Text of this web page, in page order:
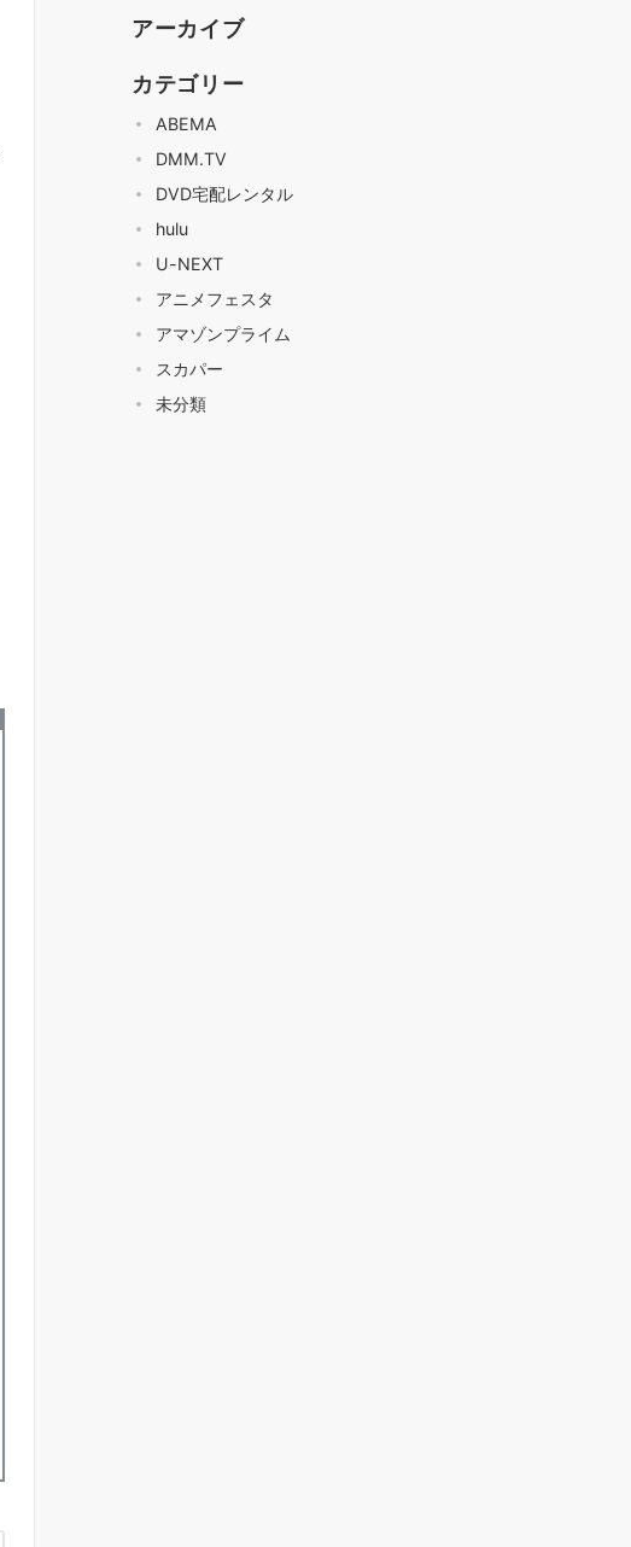
アーカイブ
カテゴリー
ABEMA
DMM.TV
DVD宅配レンタル
hulu
U-NEXT
アニメフェスタ
アマゾンプライム
スカパー
未分類